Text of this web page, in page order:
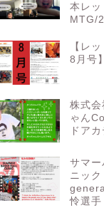
本レッ
MTG/
【レ
8月号
株式
ゃん
ドア
サマー
ニッ
怜選手